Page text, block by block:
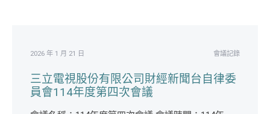
2026 年 1 月 21 日 會議記錄
三立電視股份有限公司財經新聞台自律委
員會114年度第四次會議